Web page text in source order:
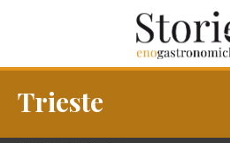
Trieste